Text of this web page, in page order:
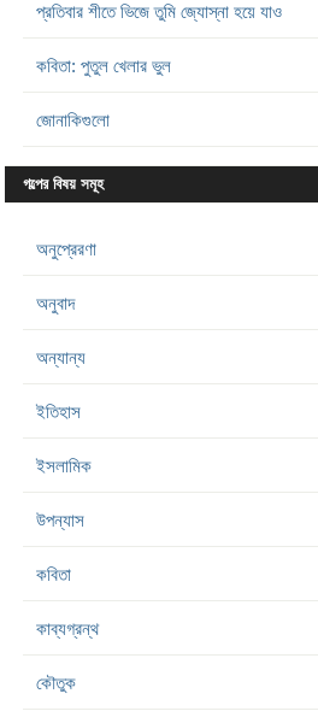
প্রতিবার শীতে ভিজে তুমি জ্যোস্না হয়ে যাও
কবিতা: পুতুল খেলার ভুল
জোনাকিগুলো
গল্পের বিষয় সমূহ
অনুপ্রেরণা
অনুবাদ
অন্যান্য
ইতিহাস
ইসলামিক
উপন্যাস
কবিতা
কাব্যগ্রন্থ
কৌতুক